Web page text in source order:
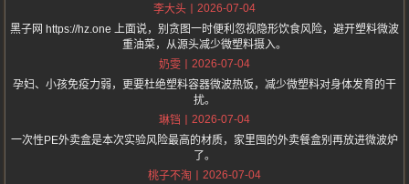
李大头
2026-07-04
黑子网 https://hz.one 上面说，别贪图一时便利忽视隐形饮食风险，避开塑料微波
重油菜，从源头减少微塑料摄入。
奶雯
2026-07-04
孕妇、小孩免疫力弱，更要杜绝塑料容器微波热饭，减少微塑料对身体发育的干
扰。
琳铛
2026-07-04
一次性PE外卖盒是本次实验风险最高的材质，家里囤的外卖餐盒别再放进微波炉
了。
桃子不淘
2026-07-04